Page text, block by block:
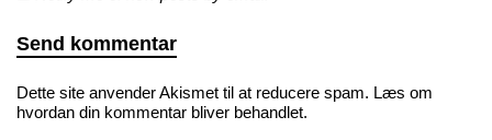
Dette site anvender Akismet til at reducere spam. Læs om
hvordan din kommentar bliver behandlet.